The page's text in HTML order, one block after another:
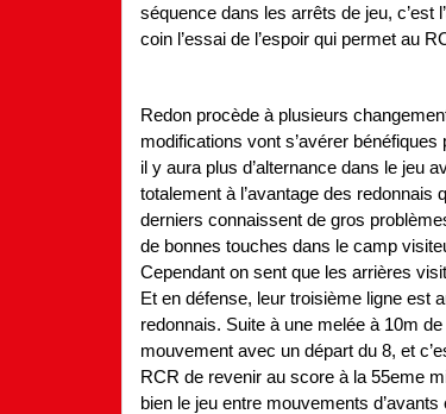
séquence dans les arrêts de jeu, c’est
coin l’essai de l’espoir qui permet au
Redon procède à plusieurs
modifications vont s’avérer
il y aura plus d’alternance dans le jeu
totalement à l’avantage des
derniers connaissent de gros
de bonnes touches dans le camp
Cependant on sent que les arrières
Et en défense, leur troisième ligne est
redonnais. Suite à une melée à 10m
mouvement avec un départ du 8, et
RCR de revenir au score à la 55eme
bien le jeu entre mouvements